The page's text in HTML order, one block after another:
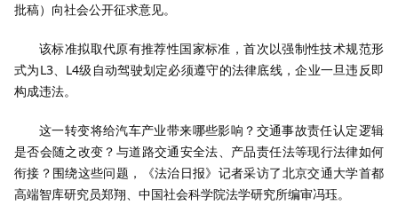
批稿）向社会公开征求意见。
该标准拟取代原有推荐性国家标准，首次以强制性技术规范形
式为L3、L4级自动驾驶划定必须遵守的法律底线，企业一旦违反即
构成违法。
这一转变将给汽车产业带来哪些影响？交通事故责任认定逻辑
是否会随之改变？与道路交通安全法、产品责任法等现行法律如何
衔接？围绕这些问题，《法治日报》记者采访了北京交通大学首都
高端智库研究员郑翔、中国社会科学院法学研究所编审冯珏。